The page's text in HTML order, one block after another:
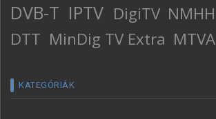
DVB-T IPTV DigiTV NMHH
DTT MinDig TV Extra MTVA
KATEGÓRIÁK